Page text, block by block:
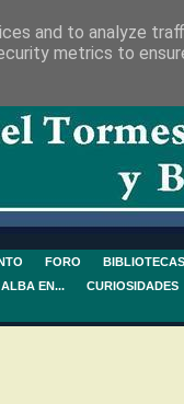
FORO BIBLIOTECAS
ALBA EN... CURIOSIDADES
and to analyze
metrics to